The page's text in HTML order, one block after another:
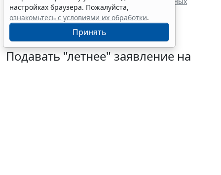
биоресурсов на 2026-2028 годы
Подавать "летнее" заявление на
настройках браузера. Пожалуйста,
ознакомьтесь с условиями их обработки.
Принять